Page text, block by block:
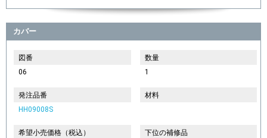
カバー
図番
06
数量
1
発注品番
HH09008S
材料
希望小売価格（税込） 下位の補修品